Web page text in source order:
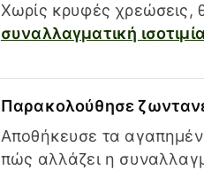
Χωρίς κρυφές χρεώσεις,
συναλλαγματική ισοτιμία
Παρακολούθησε
Αποθήκευσε τα
πώς αλλάζει η